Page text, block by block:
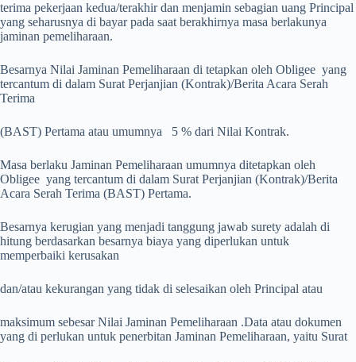
terima pekerjaan kedua/terakhir dan menjamin sebagian uang Principal
yang seharusnya di bayar pada saat berakhirnya masa berlakunya
jaminan pemeliharaan.
Besarnya Nilai Jaminan Pemeliharaan di tetapkan oleh Obligee yang
tercantum di dalam Surat Perjanjian (Kontrak)/Berita Acara Serah
Terima
(BAST) Pertama atau umumnya 5 % dari Nilai Kontrak.
Masa berlaku Jaminan Pemeliharaan umumnya ditetapkan oleh
Obligee yang tercantum di dalam Surat Perjanjian (Kontrak)/Berita
Acara Serah Terima (BAST) Pertama.
Besarnya kerugian yang menjadi tanggung jawab surety adalah di
hitung berdasarkan besarnya biaya yang diperlukan untuk
memperbaiki kerusakan
dan/atau kekurangan yang tidak di selesaikan oleh Principal atau
maksimum sebesar Nilai Jaminan Pemeliharaan .Data atau dokumen
yang di perlukan untuk penerbitan Jaminan Pemeliharaan, yaitu Surat